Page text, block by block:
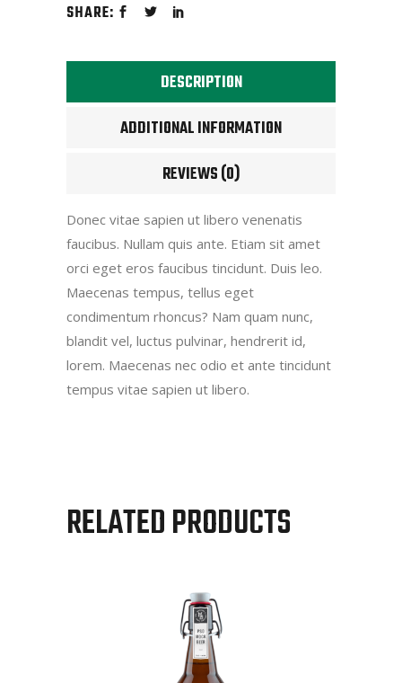
SHARE:
DESCRIPTION
ADDITIONAL INFORMATION
REVIEWS (0)
Donec vitae sapien ut libero venenatis
faucibus. Nullam quis ante. Etiam sit amet
orci eget eros faucibus tincidunt. Duis leo.
Maecenas tempus, tellus eget
condimentum rhoncus? Nam quam nunc,
blandit vel, luctus pulvinar, hendrerit id,
lorem. Maecenas nec odio et ante tincidunt
tempus vitae sapien ut libero.
RELATED PRODUCTS